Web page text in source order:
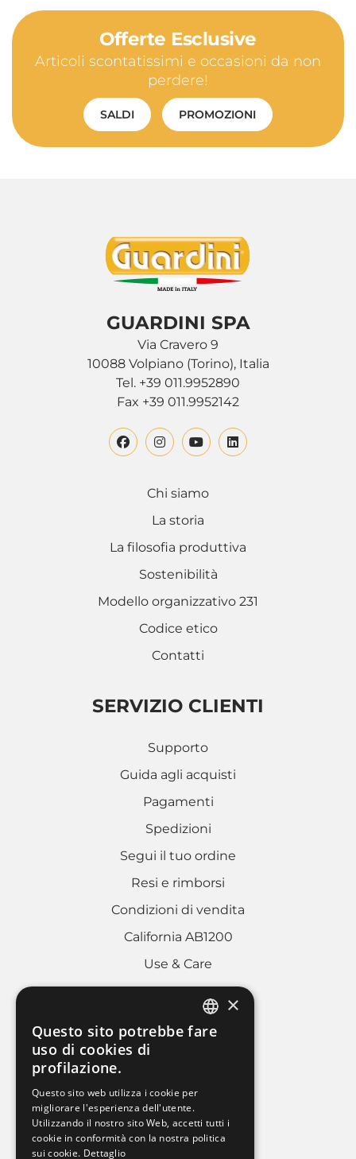
Offerte Esclusive
Articoli scontatissimi e occasioni da non
perdere!
SALDI PROMOZIONI
GUARDINI SPA
Via Cravero 9
10088 Volpiano (Torino), Italia
Tel. +39 011.9952890
Fax +39 011.9952142
Chi siamo
La storia
La filosofia produttiva
Sostenibilità
Modello organizzativo 231
Codice etico
Contatti
SERVIZIO CLIENTI
Supporto
Guida agli acquisti
Pagamenti
Spedizioni
Segui il tuo ordine
Resi e rimborsi
Condizioni di vendita
California AB1200
Use & Care
AREA LEGALE
Cookies policy
Whistleblowing
Dati societari
ITALIAN
×
Questo sito potrebbe fare
uso di cookies di
profilazione.
Questo sito web utilizza i cookie per
migliorare l'esperienza dell'utente.
Utilizzando il nostro sito Web, accetti tutti i
cookie in conformità con la nostra politica
sui cookie. Dettaglio